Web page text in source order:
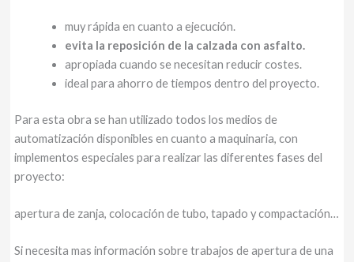
muy rápida en cuanto a ejecución.
evita la reposición de la calzada con asfalto.
apropiada cuando se necesitan reducir costes.
ideal para ahorro de tiempos dentro del proyecto.
Para esta obra se han utilizado todos los medios de
automatización disponibles en cuanto a maquinaria, con
implementos especiales para realizar las diferentes fases del
proyecto:
apertura de zanja, colocación de tubo, tapado y compactación…
Si necesita mas información sobre trabajos de apertura de una